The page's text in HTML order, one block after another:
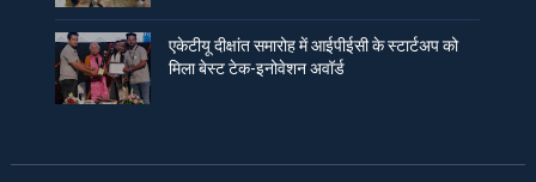
एकेटीयू दीक्षांत समारोह में आईपीईसी के स्टार्टअप को
मिला बेस्ट टेक-इनोवेशन अवॉर्ड